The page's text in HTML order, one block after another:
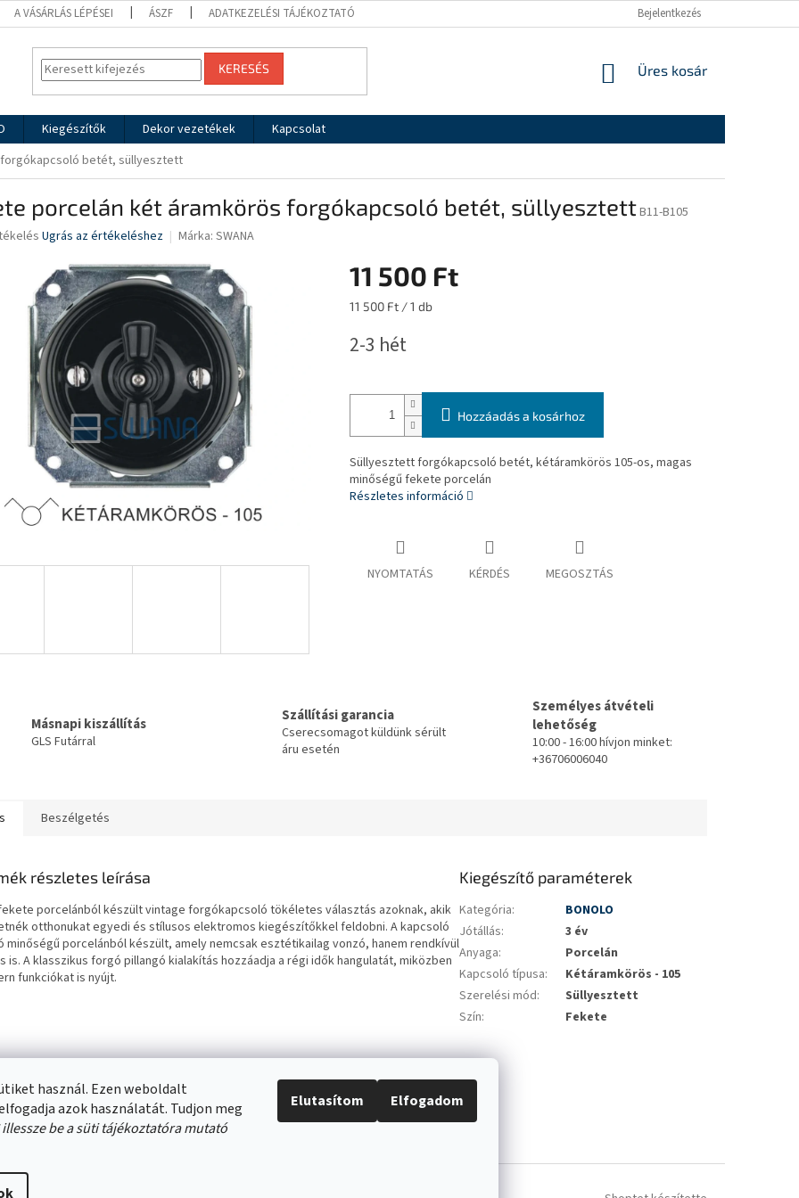
használ. Ezen weboldalt
azok használatát. Tudjon meg
illessze be a süti tájékoztatóra mutató
Elutasítom Elfogadom
A VÁSÁRLÁS LÉPÉSEI ÁSZF ADATKEZELÉSI TÁJÉKOZTATÓ Bejelentkezés
KERESÉS KOSÁR
Üres kosár
Kiegészítők Dekor vezetékek
Kapcsolat
betét, süllyesztett
porcelán két áramkörös forgókapcsoló betét, süllyesztettB11-B105
Ugrás az értékeléshez Márka: SWANA
11 500 Ft
Egységár:
11 500 Ft / 1 db
2-3 hét
Hozzáadás a kosárhoz
Süllyesztett forgókapcsoló betét, kétáramkörös 105-os, magas
minőségű fekete porcelán
Részletes információ
NYOMTATÁS KÉRDÉS MEGOSZTÁS
Másnapi kiszállítás
GLS Futárral
Szállítási garancia
Cserecsomagot küldünk sérült
áru esetén
Személyes átvételi
lehetőség
10:00 - 16:00 hívjon minket:
+36706006040
Beszélgetés
részletes leírása
porcelánból készült vintage forgókapcsoló tökéletes választás azoknak, akik
otthonukat egyedi és stílusos elektromos kiegészítőkkel feldobni. A kapcsoló
minőségű porcelánból készült, amely nemcsak esztétikailag vonzó, hanem rendkívül
is. A klasszikus forgó pillangó kialakítás hozzáadja a régi idők hangulatát, miközben
funkciókat is nyújt.
Kiegészítő paraméterek
Kategória:
BONOLO
Jótállás:
3 év
Anyaga:
Porcelán
Kapcsoló típusa:
Kétáramkörös - 105
Szerelési mód:
Süllyesztett
Szín: Fekete
Swana.hu Antikizzo.hu solyo.hu